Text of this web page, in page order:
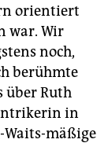
orientiert
war. Wir
noch,
berühmte
über Ruth
in
Waits-mäßige